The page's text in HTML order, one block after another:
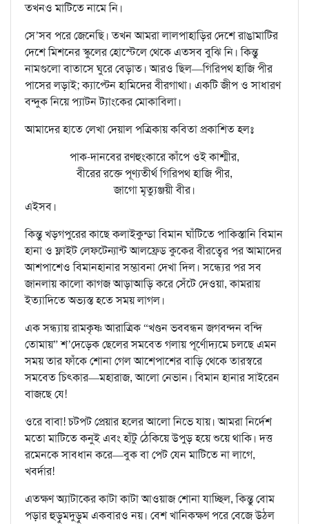
তখনও মাটিতে নামে নি।
সে’সব পরে জেনেছি। তখন আমরা লালপাহাড়ির দেশে রাঙামাটির
দেশে মিশনের স্কুলের হোস্টেলে থেকে এতসব বুঝি নি। কিন্তু
নামগুলো বাতাসে ঘুরে বেড়াত। আরও ছিল—গিরিপথ হাজি পীর
পাসের লড়াই; ক্যাপ্টেন হামিদের বীরগাথা। একটি জীপ ও সাধারণ
বন্দুক নিয়ে প্যাটন ট্যাংকের মোকাবিলা।
আমাদের হাতে লেখা দেয়াল পত্রিকায় কবিতা প্রকাশিত হলঃ
পাক-দানবের রণহুংকারে কাঁপে ওই কাশ্মীর,
বীরের রক্তে পূণ্যতীর্থ গিরিপথ হাজি পীর,
জাগো মৃত্যুঞ্জয়ী বীর।
এইসব।
কিন্তু খড়গপুরের কাছে কলাইকুন্ডা বিমান ঘাঁটিতে পাকিস্তানি বিমান
হানা ও ফ্লাইট লেফটেন্যান্ট আলফ্রেড কুকের বীরত্বের পর আমাদের
আশপাশেও বিমানহানার সম্ভাবনা দেখা দিল। সন্ধ্যের পর সব
জানলায় কালো কাগজ আড়াআড়ি করে সেঁটে দেওয়া, কামরায়
ইত্যাদিতে অভ্যস্ত হতে সময় লাগল।
এক সন্ধ্যায় রামকৃষ্ণ আরাত্রিক “খণ্ডন ভববন্ধন জগবন্দন বন্দি
তোমায়” শ’দেড়েক ছেলের সমবেত গলায় পূর্ণোদ্যমে চলছে এমন
সময় তার ফাঁকে শোনা গেল আশেপাশের বাড়ি থেকে তারস্বরে
সমবেত চিৎকার—মহারাজ, আলো নেভান। বিমান হানার সাইরেন
বাজছে যে!
ওরে বাবা! চটপট প্রেয়ার হলের আলো নিভে যায়। আমরা নির্দেশ
মতো মাটিতে কনুই এবং হাঁটু ঠেকিয়ে উপুড় হয়ে শুয়ে থাকি। দত্ত
রমেনকে সাবধান করে—বুক বা পেট যেন মাটিতে না লাগে,
খবর্দার!
এতক্ষণ অ্যাটাকের কাটা কাটা আওয়াজ শোনা যাচ্ছিল, কিন্তু বোম
পড়ার হুড়ুমদুড়ুম একবারও নয়। বেশ খানিকক্ষণ পরে বেজে উঠল